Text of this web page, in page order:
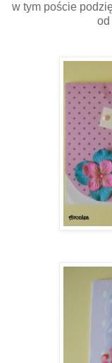
w tym poście
od